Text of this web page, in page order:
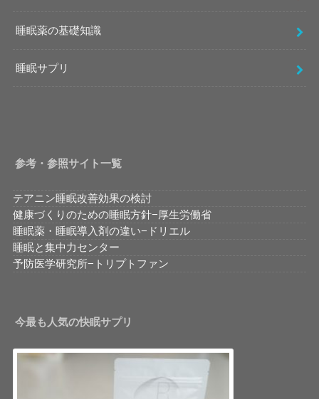
睡眠薬の基礎知識
睡眠サプリ
参考・参照サイト一覧
テアニン睡眠改善効果の検討
健康づくりのための睡眠方針−厚生労働省
睡眠薬・睡眠導入剤の違い−ドリエル
睡眠と集中力センター
予防医学研究所−トリプトファン
今最も人気の快眠サプリ